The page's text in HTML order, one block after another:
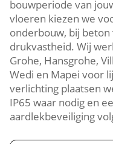
bouwperiode van
vloeren kiezen we
onderbouw, bij
drukvastheid. Wij
Grohe, Hansgrohe,
Wedi en Mapei voor
verlichting plaatsen
IP65 waar nodig en
aardlekbeveiliging